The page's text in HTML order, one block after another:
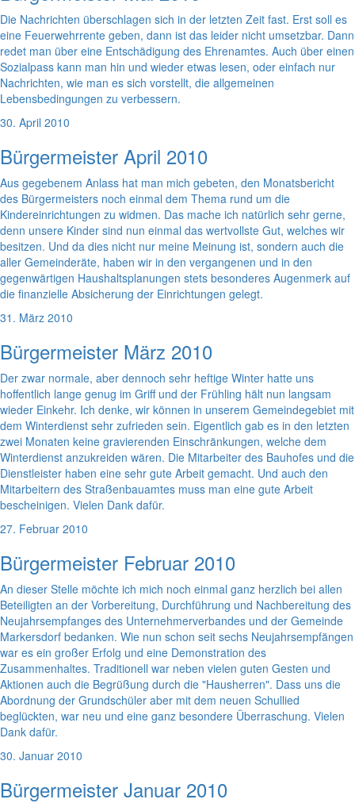
Die Nachrichten überschlagen sich in der letzten Zeit fast. Erst soll es
eine Feuerwehrrente geben, dann ist das leider nicht umsetzbar. Dann
redet man über eine Entschädigung des Ehrenamtes. Auch über einen
Sozialpass kann man hin und wieder etwas lesen, oder einfach nur
Nachrichten, wie man es sich vorstellt, die allgemeinen
Lebensbedingungen zu verbessern.
30. April 2010
Bürgermeister April 2010
Aus gegebenem Anlass hat man mich gebeten, den Monatsbericht
des Bürgermeisters noch einmal dem Thema rund um die
Kindereinrichtungen zu widmen. Das mache ich natürlich sehr gerne,
denn unsere Kinder sind nun einmal das wertvollste Gut, welches wir
besitzen. Und da dies nicht nur meine Meinung ist, sondern auch die
aller Gemeinderäte, haben wir in den vergangenen und in den
gegenwärtigen Haushaltsplanungen stets besonderes Augenmerk auf
die finanzielle Absicherung der Einrichtungen gelegt.
31. März 2010
Bürgermeister März 2010
Der zwar normale, aber dennoch sehr heftige Winter hatte uns
hoffentlich lange genug im Griff und der Frühling hält nun langsam
wieder Einkehr. Ich denke, wir können in unserem Gemeindegebiet mit
dem Winterdienst sehr zufrieden sein. Eigentlich gab es in den letzten
zwei Monaten keine gravierenden Einschränkungen, welche dem
Winterdienst anzukreiden wären. Die Mitarbeiter des Bauhofes und die
Dienstleister haben eine sehr gute Arbeit gemacht. Und auch den
Mitarbeitern des Straßenbauamtes muss man eine gute Arbeit
bescheinigen. Vielen Dank dafür.
27. Februar 2010
Bürgermeister Februar 2010
An dieser Stelle möchte ich mich noch einmal ganz herzlich bei allen
Beteiligten an der Vorbereitung, Durchführung und Nachbereitung des
Neujahrsempfanges des Unternehmerverbandes und der Gemeinde
Markersdorf bedanken. Wie nun schon seit sechs Neujahrsempfängen
war es ein großer Erfolg und eine Demonstration des
Zusammenhaltes. Traditionell war neben vielen guten Gesten und
Aktionen auch die Begrüßung durch die "Hausherren". Dass uns die
Abordnung der Grundschüler aber mit dem neuen Schullied
beglückten, war neu und eine ganz besondere Überraschung. Vielen
Dank dafür.
30. Januar 2010
Bürgermeister Januar 2010